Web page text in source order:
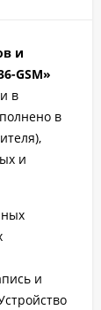
и
GSM»
в
в
и
и